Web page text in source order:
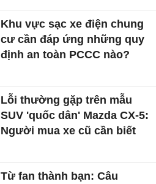
Khu vực sạc xe điện chung
cư cần đáp ứng những quy
định an toàn PCCC nào?
Lỗi thường gặp trên mẫu
SUV 'quốc dân' Mazda CX-5:
Người mua xe cũ cần biết
Từ fan thành bạn: Câu